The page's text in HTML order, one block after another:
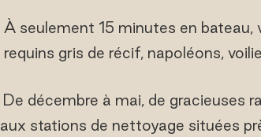
À seulement 15 minutes en
requins gris de récif, napoléons,
De décembre à mai, de gracieuses
aux stations de nettoyage situées